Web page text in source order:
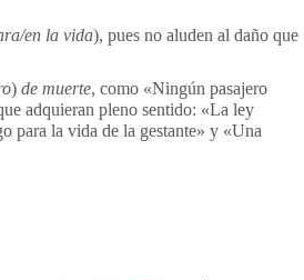
en la vida), pues no aluden al daño que
) de muerte, como «Ningún pasajero
adquieran pleno sentido: «La ley
para la vida de la gestante» y «Una